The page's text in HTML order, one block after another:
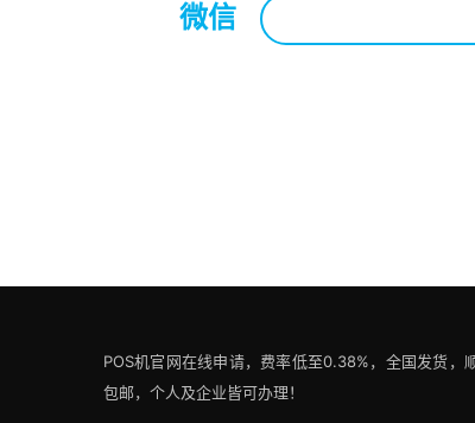
微信
POS机官网在线申请，费率低至0.38%，全国发货，
包邮，个人及企业皆可办理！